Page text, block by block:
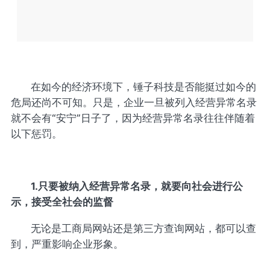
在如今的经济环境下，锤子科技是否能挺过如今的
危局还尚不可知。只是，企业一旦被列入经营异常名录
就不会有“安宁”日子了，因为经营异常名录往往伴随着
以下惩罚。
1.只要被纳入经营异常名录，就要向社会进行公
示，接受全社会的监督
无论是工商局网站还是第三方查询网站，都可以查
到，严重影响企业形象。